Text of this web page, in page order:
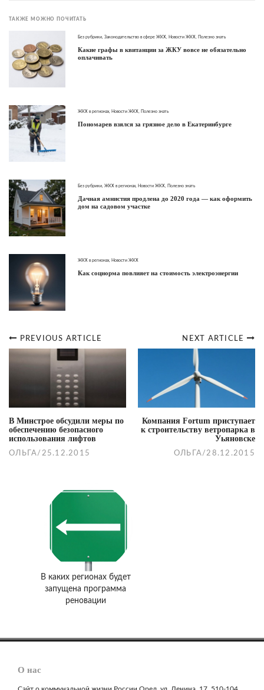
ТАКЖЕ МОЖНО ПОЧИТАТЬ
Без рубрики Законодательство в сфере ЖКХ Новости ЖКХ Полезно знать
Какие графы в квитанции за ЖКУ вовсе не обязательно
оплачивать
ЖКХ в регионах Новости ЖКХ Полезно знать
Пономарев взялся за грязное дело в Екатеринбурге
Без рубрики ЖКХ в регионах Новости ЖКХ Полезно знать
Дачная амнистия продлена до 2020 года — как оформить
дом на садовом участке
ЖКХ в регионах Новости ЖКХ
Как соцнорма повлияет на стоимость электроэнергии
Post
navigation
NEXT ARTICLE
Компания Fortum приступает
к строительству ветропарка в
Уьяновске
ОЛЬГА / 28.12.2015
PREVIOUS ARTICLE
В Минстрое обсудили меры по
обеспечению безопасного
использования лифтов
ОЛЬГА / 25.12.2015
В каких регионах будет
запущена программа
реновации
О нас
Сайт о коммунальной жизни России Орел, ул. Ленина, 17, 510-104,